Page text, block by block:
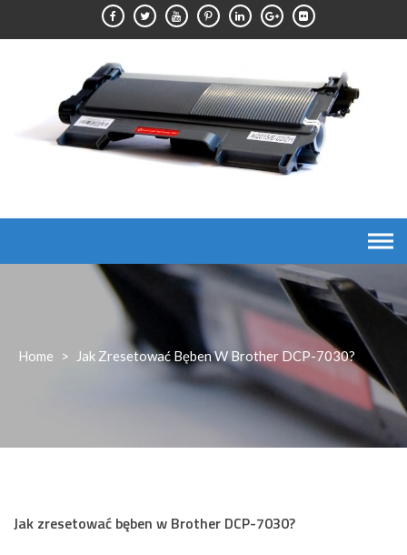
Home > Jak Zresetować Bęben W Brother DCP-7030?
Jak zresetować bęben w Brother DCP-7030?